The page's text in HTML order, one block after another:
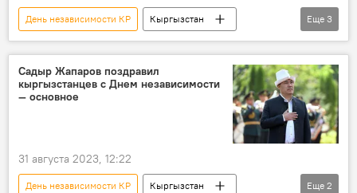
День независимости КР
Кыргызстан
Владимир Путин
Садыр Жапаров
поздравления
Еще 3
Садыр Жапаров поздравил
кыргызстанцев с Днем независимости
— основное
31 августа 2023, 12:22
День независимости КР
Кыргызстан
Еще 2